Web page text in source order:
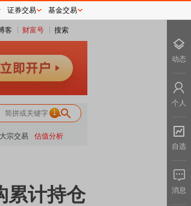
客 财富号 搜索
1
大宗交易 估值分析
累计持仓
证券交易 基金交易
动态
个人
自选
消息